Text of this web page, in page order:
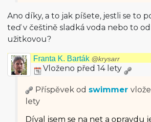
Ano díky, a to jak píšete, jestli se to
teď v češtině sladká voda nebo to
užitkovou?
Franta K. Barták @krysarr
Vloženo před 14 lety
Příspěvek od swimmer
lety
Díval jsem se na net a opravdu